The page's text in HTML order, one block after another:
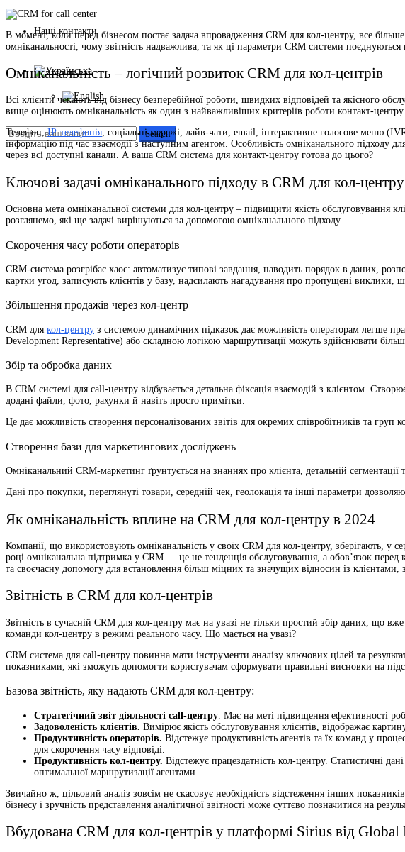
Наші контакти
Global Bilgi
В момент, коли перед бізнесом постає задача впровадження CRM для кол-центру, все
омніканальності, чому звітність надважлива, та як ці параметри CRM системи
Омніканальність – логічний розвиток CRM для кол-центрів
Всі клієнти чекають від бізнесу безперебійної роботи, швидких відповідей та якісного
вище оцінюють омніканальність як один з найважливіших критеріїв роботи контакт-
Телефон,IP-телефонія, соціальні мережі, лайв-чати, email, інтерактивне голосове меню
інформацію під час взаємодії з наступним агентом. Особливість омніканального підходу
через всі доступні канали. А ваша CRM система для контакт-центру готова до цього?
Ключові задачі омніканального підходу в CRM для кол-центру
Основна мета омніканальної системи для кол-центру – підвищити якість обслуговування
розглянемо, які ще задачі вирішуються за допомогою омніканального підходу.
Скорочення часу роботи операторів
CRM-система розгрібає хаос: автоматизує типові завдання, наводить порядок в даних,
картки угод, записують клієнтів у базу, надсилають нагадування про пропущені виклики,
Збільшення продажів через кол-центр
CRM для кол-центру з системою динамічних підказок дає можливість операторам легше
Development Representative) або складною логікою маршрутизації можуть здійснювати
Збір та обробка даних
В CRM системі для call-центру відбувається детальна фіксація взаємодій з клієнтом.
додані файли, фото, рахунки й навіть просто примітки.
Це дає можливість створення персоналізованих звітів для окремих співробітників та груп
Створення бази для маркетингових досліджень
Омніканальний CRM-маркетинг ґрунтується на знаннях про клієнта, детальній
Дані про покупки, переглянуті товари, середній чек, геолокація та інші параметри
Як омніканальність вплине на CRM для кол-центру в 2024
Компанії, що використовують омніканальність у своїх CRM для кол-центру, зберігають,
році омніканальна підтримка у CRM — це не тенденція обслуговування, а обов’язок
та своєчасну допомогу для встановлення більш міцних та значущих відносин із
Звітність в CRM для кол-центрів
Звітність в сучасній CRM для кол-центру має на увазі не тільки простий збір даних, що
команди кол-центру в режимі реального часу. Що мається на увазі?
CRM система для call-центру повинна мати інструменти аналізу ключових цілей та
показниками, які зможуть допомогти користувачам сформувати правильні висновки на
Базова звітність, яку надають CRM для кол-центру:
Стратегічний звіт діяльності call-центру . Має на меті підвищення ефективності
Задоволеність клієнтів. Вимірює якість обслуговування клієнтів, відображає
Продуктивність операторів. Відстежує продуктивність агентів та їх команд у
для скорочення часу відповіді.
Продуктивність кол-центру. Відстежує працездатність кол-центру. Статистичні
оптимальної маршрутизації агентами.
Звичайно ж, цільовий аналіз зовсім не скасовує необхідність відстеження інших
бізнесу і зручність представлення аналітичної звітності може суттєво позначитися на
Вбудована CRM для кол-центрів у платформі Sirius від